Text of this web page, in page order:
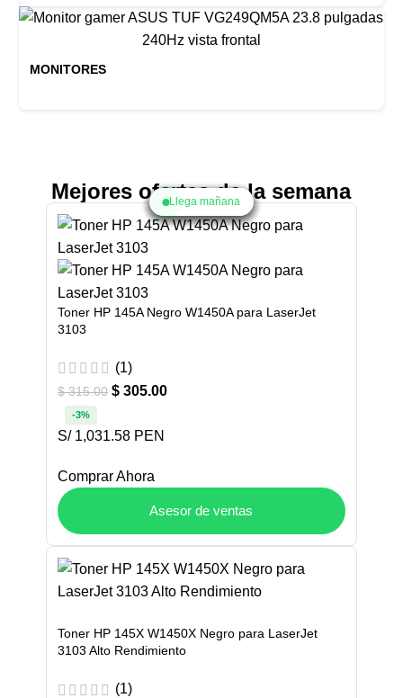
MONITORES
Mejores ofertas de la semana
Toner HP 145A Negro W1450A para LaserJet
3103
(1)
$315.00 $ 305.00
-3%
S/ 1,031.58 PEN
Comprar Ahora
Llega mañana
Asesor de ventas
Toner HP 145X W1450X Negro para LaserJet
3103 Alto Rendimiento
(1)
Llega mañana
Llega mañana
Llega mañana
Llega mañana
Llega mañana
Llega mañana
Llega mañana
Llega mañana